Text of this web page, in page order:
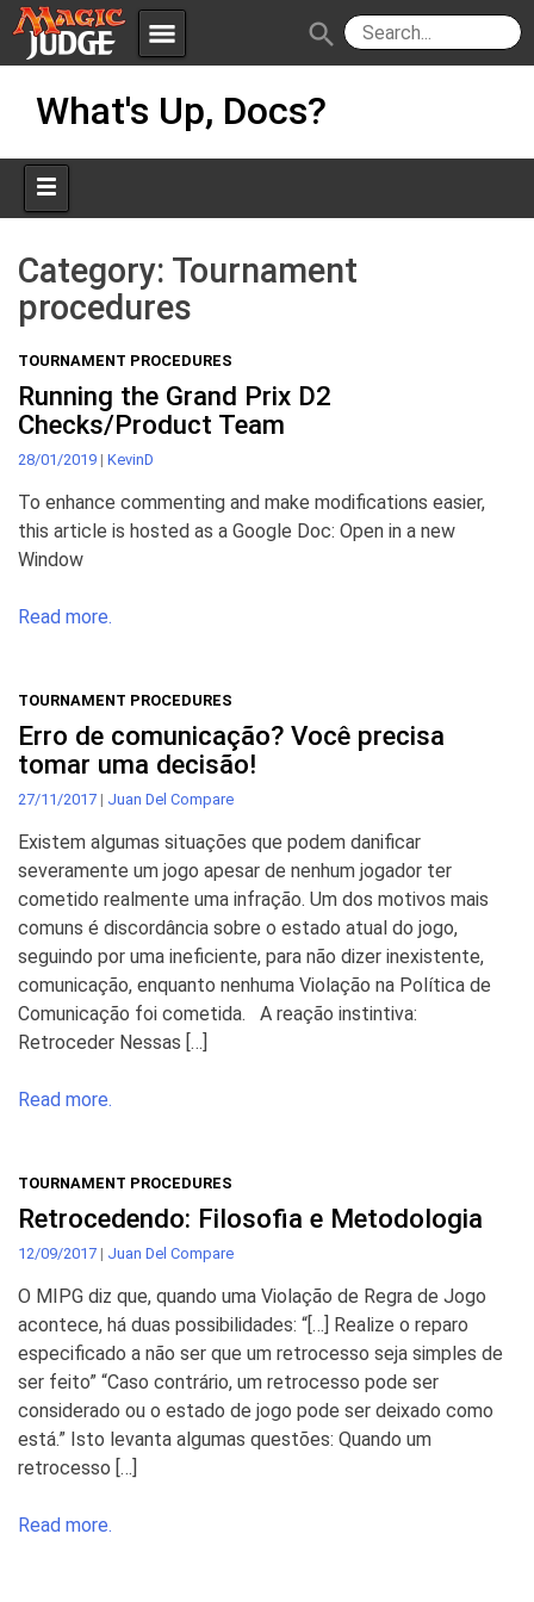
menu
Apps JudgeApps
Forum
Judges
Policies IPG
JAR
search
What's Up, Docs?
Category: Tournament
procedures
TOURNAMENT PROCEDURES
Running the Grand Prix D2
Checks/Product Team
28/01/2019 | KevinD
To enhance commenting and make modifications easier,
this article is hosted as a Google Doc: Open in a new
Window
Read more.
TOURNAMENT PROCEDURES
Erro de comunicação? Você precisa
tomar uma decisão!
27/11/2017 | Juan Del Compare
Existem algumas situações que podem danificar
severamente um jogo apesar de nenhum jogador ter
cometido realmente uma infração. Um dos motivos mais
comuns é discordância sobre o estado atual do jogo,
seguindo por uma ineficiente, para não dizer inexistente,
comunicação, enquanto nenhuma Violação na Política de
Comunicação foi cometida. A reação instintiva:
Retroceder Nessas […]
Read more.
TOURNAMENT PROCEDURES
Retrocedendo: Filosofia e Metodologia
12/09/2017 | Juan Del Compare
O MIPG diz que, quando uma Violação de Regra de Jogo
acontece, há duas possibilidades: “[…] Realize o reparo
especificado a não ser que um retrocesso seja simples de
ser feito” “Caso contrário, um retrocesso pode ser
considerado ou o estado de jogo pode ser deixado como
está.” Isto levanta algumas questões: Quando um
retrocesso […]
Read more.